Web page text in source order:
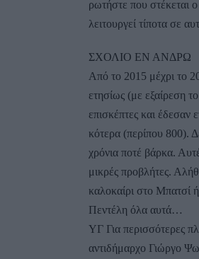
ρωτήστε που στέκεται
λειτουργεί τίποτα σε
ΣΧΟΛΙΟ ΕΝ ΑΝΔΡΩ
Από το 2015 μέχρι το
ετησίως (με εξαίρεση
επισκέπτες και έδεσαν
κότερα (περίπου 800).
χρόνια ποτέ βάρκα.
μικρές προβλήτες.
καλοκαίρι στο Μπατσί
Πεντέλη όλα αυτά…
ΥΓ Για περισσότερες
αντιδήμαρχο Γιώργο